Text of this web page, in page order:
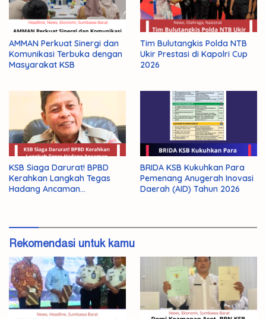
AMMAN Perkuat Sinergi dan
Komunikasi Terbuka dengan
Masyarakat KSB
Tim Bulutangkis Polda NTB
Ukir Prestasi di Kapolri Cup
2026
KSB Siaga Darurat! BPBD
Kerahkan Langkah Tegas
Hadang Ancaman
BRIDA KSB Kukuhkan Para
Pemenang Anugerah Inovasi
Daerah (AID) Tahun 2026
Rekomendasi untuk kamu